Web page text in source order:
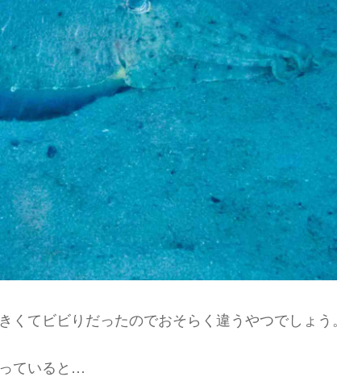
てビビりだったのでおそらく違うやつでしょう。
ていると…